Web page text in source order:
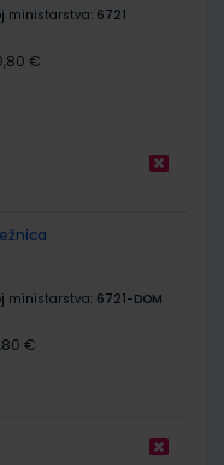
ministarstva: 6721
€
ministarstva: 6721-DOM
€